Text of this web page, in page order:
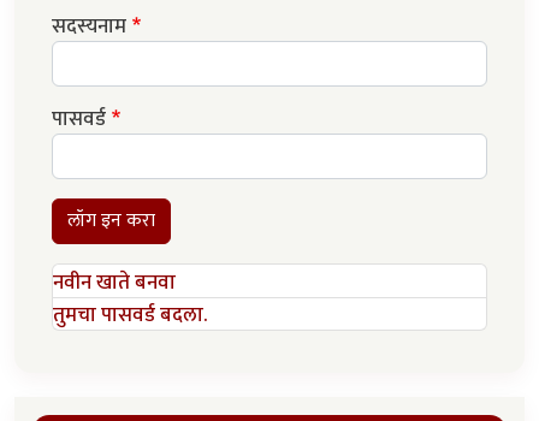
सदस्यनाम
पासवर्ड
लॉग इन करा
नवीन खाते बनवा
तुमचा पासवर्ड बदला.